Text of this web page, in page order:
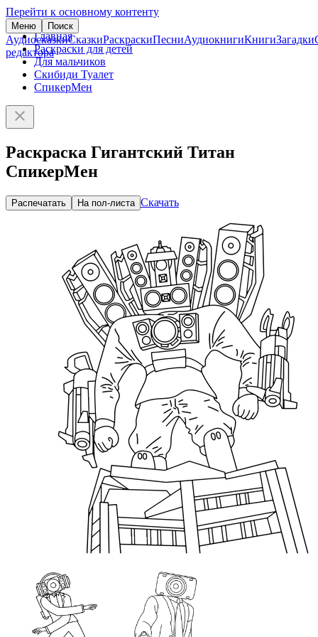
Перейти к основному контенту
Меню Поиск
АудиосказкиСказкиРаскраскиПесниАудиокнигиКнигиЗагадки
редактора
Главная
Раскраски для детей
Для мальчиков
Скибиди Туалет
СпикерМен
Раскраска Гигантский Титан
СпикерМен
Распечатать На пол-листа Скачать